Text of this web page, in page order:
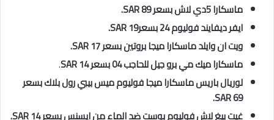
ماسكارا 5دي لاش بسعر SAR 89.
ايفر ديفايند فوليوم 24 بسعرSAR 19.
ويت ان وايلد ماسكارا ميجا بروتين بسعر SAR 17.
ماسكارا ميك مي برو جيل للحاجب 04 بسعر SAR 14
.
لوريال باريس ماسكارا ميجا فوليوم ميس بيبي رول بلاك بسعر
SAR 69.
غيت بيغ لاش فوليوم بوست ضد الماء من ايسنس بسعر SAR 14.